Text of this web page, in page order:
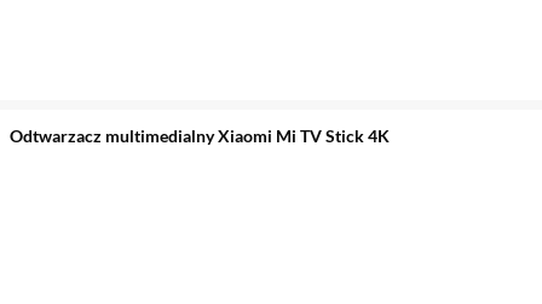
Odtwarzacz multimedialny Xiaomi Mi TV Stick 4K